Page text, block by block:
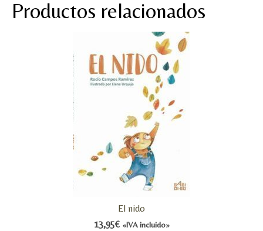
Productos relacionados
El nido
13,95€ «IVA incluido»